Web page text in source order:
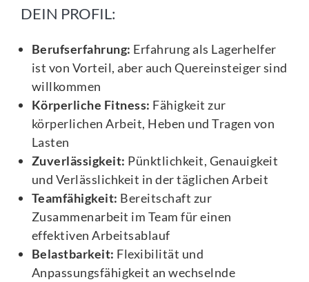
DEIN PROFIL:
Berufserfahrung: Erfahrung als Lagerhelfer
ist von Vorteil, aber auch Quereinsteiger sind
willkommen
Körperliche Fitness: Fähigkeit zur
körperlichen Arbeit, Heben und Tragen von
Lasten
Zuverlässigkeit: Pünktlichkeit, Genauigkeit
und Verlässlichkeit in der täglichen Arbeit
Teamfähigkeit: Bereitschaft zur
Zusammenarbeit im Team für einen
effektiven Arbeitsablauf
Belastbarkeit: Flexibilität und
Anpassungsfähigkeit an wechselnde